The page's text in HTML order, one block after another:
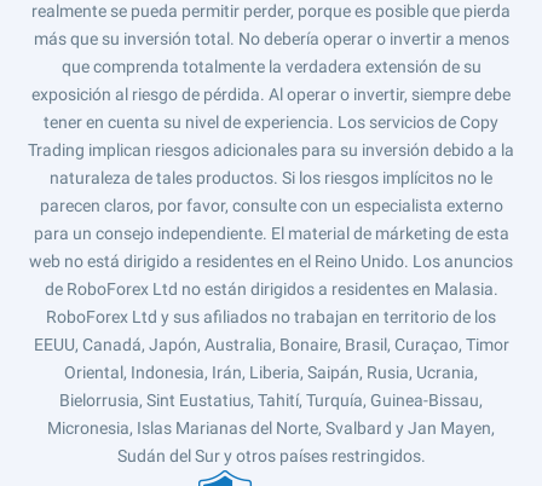
realmente se pueda permitir perder, porque es posible que pierda
más que su inversión total. No debería operar o invertir a menos
que comprenda totalmente la verdadera extensión de su
exposición al riesgo de pérdida. Al operar o invertir, siempre debe
tener en cuenta su nivel de experiencia. Los servicios de Copy
Trading implican riesgos adicionales para su inversión debido a la
naturaleza de tales productos. Si los riesgos implícitos no le
parecen claros, por favor, consulte con un especialista externo
para un consejo independiente. El material de márketing de esta
web no está dirigido a residentes en el Reino Unido. Los anuncios
de RoboForex Ltd no están dirigidos a residentes en Malasia.
RoboForex Ltd y sus afiliados no trabajan en territorio de los
EEUU, Canadá, Japón, Australia, Bonaire, Brasil, Curaçao, Timor
Oriental, Indonesia, Irán, Liberia, Saipán, Rusia, Ucrania,
Bielorrusia, Sint Eustatius, Tahití, Turquía, Guinea-Bissau,
Micronesia, Islas Marianas del Norte, Svalbard y Jan Mayen,
Sudán del Sur y otros países restringidos.